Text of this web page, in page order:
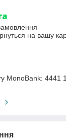
на вашу
MonoBank: 4441